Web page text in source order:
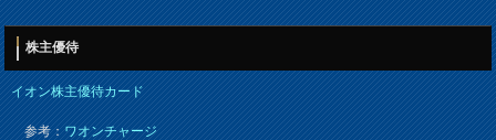
株主優待
イオン株主優待カード
参考：ワオンチャージ